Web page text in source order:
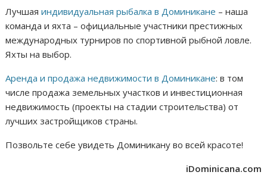
Лучшаяиндивидуальная рыбалка в Доминикане – наша
команда и яхта – официальные участники престижных
международных турниров по спортивной рыбной ловле.
Яхты на выбор.
Аренда и продажа недвижимости в Доминикане: в том
числе продажа земельных участков и инвестиционная
недвижимость (проекты на стадии строительства) от
лучших застройщиков страны.
Позвольте себе увидеть Доминикану во всей красоте!
iDominicana.com